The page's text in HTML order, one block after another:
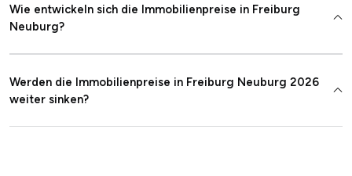
Wie entwickeln sich die Immobilienpreise in Freiburg
Neuburg?
Werden die Immobilienpreise in Freiburg Neuburg 2026
weiter sinken?